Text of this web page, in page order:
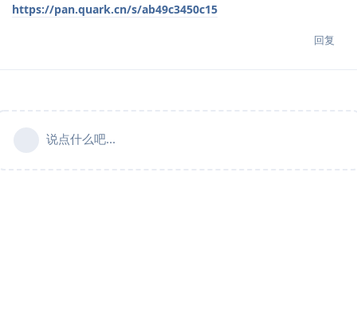
https://pan.quark.cn/s/ab49c3450c15
回复
说点什么吧...